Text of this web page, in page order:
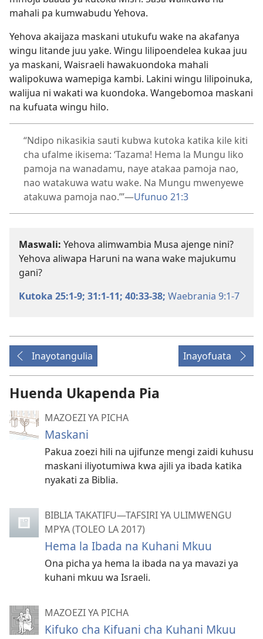
mahali pa kumwabudu Yehova.
Yehova akaijaza maskani utukufu wake na akafanya
wingu litande juu yake. Wingu lilipoendelea kukaa juu
ya maskani, Waisraeli hawakuondoka mahali
walipokuwa wamepiga kambi. Lakini wingu lilipoinuka,
walijua ni wakati wa kuondoka. Wangebomoa maskani
na kufuata wingu hilo.
“Ndipo nikasikia sauti kubwa kutoka katika kile kiti
cha ufalme ikisema: ‘Tazama! Hema la Mungu liko
pamoja na wanadamu, naye atakaa pamoja nao,
nao watakuwa watu wake. Na Mungu mwenyewe
atakuwa pamoja nao.’”​—Ufunuo 21:3
Maswali: Yehova alimwambia Musa ajenge nini?
Yehova aliwapa Haruni na wana wake majukumu
gani?
Kutoka 25:1-9; 31:1-11; 40:33-38; Waebrania 9:1-7
Inayotangulia Inayofuata
Huenda Ukapenda Pia
MAZOEZI YA PICHA
Maskani
Pakua zoezi hili na ujifunze mengi zaidi kuhusu
maskani iliyotumiwa kwa ajili ya ibada katika
nyakati za Biblia.
BIBLIA TAKATIFU—TAFSIRI YA ULIMWENGU
MPYA (TOLEO LA 2017)
Hema la Ibada na Kuhani Mkuu
Ona picha ya hema la ibada na ya mavazi ya
kuhani mkuu wa Israeli.
MAZOEZI YA PICHA
Kifuko cha Kifuani cha Kuhani Mkuu